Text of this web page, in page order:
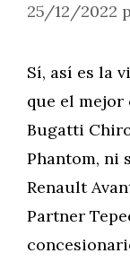
25/12/2022
Sí, así es la
que el mejor
Bugatti
Phantom, ni
Renault
Partner